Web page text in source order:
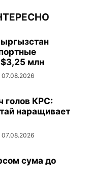
млн
07.08.2026
голов КРС:
наращивает
07.08.2026
сума до